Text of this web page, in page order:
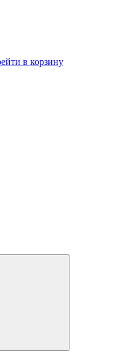
в корзину